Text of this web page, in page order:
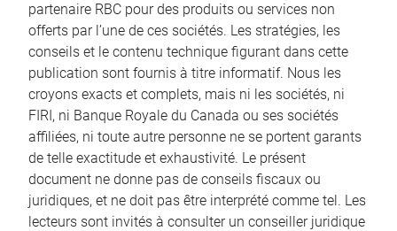
partenaire RBC pour des produits ou services non
offerts par l’une de ces sociétés. Les stratégies, les
conseils et le contenu technique figurant dans cette
publication sont fournis à titre informatif. Nous les
croyons exacts et complets, mais ni les sociétés, ni
FIRI, ni Banque Royale du Canada ou ses sociétés
affiliées, ni toute autre personne ne se portent garants
de telle exactitude et exhaustivité. Le présent
document ne donne pas de conseils fiscaux ou
juridiques, et ne doit pas être interprété comme tel. Les
lecteurs sont invités à consulter un conseiller juridique